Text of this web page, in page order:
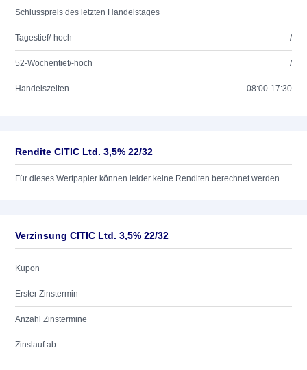
Schlusspreis des letzten Handelstages
Tagestief/-hoch /
52-Wochentief/-hoch /
Handelszeiten 08:00-17:30
Rendite CITIC Ltd. 3,5% 22/32
Für dieses Wertpapier können leider keine Renditen berechnet werden.
Verzinsung CITIC Ltd. 3,5% 22/32
Kupon
Erster Zinstermin
Anzahl Zinstermine
Zinslauf ab